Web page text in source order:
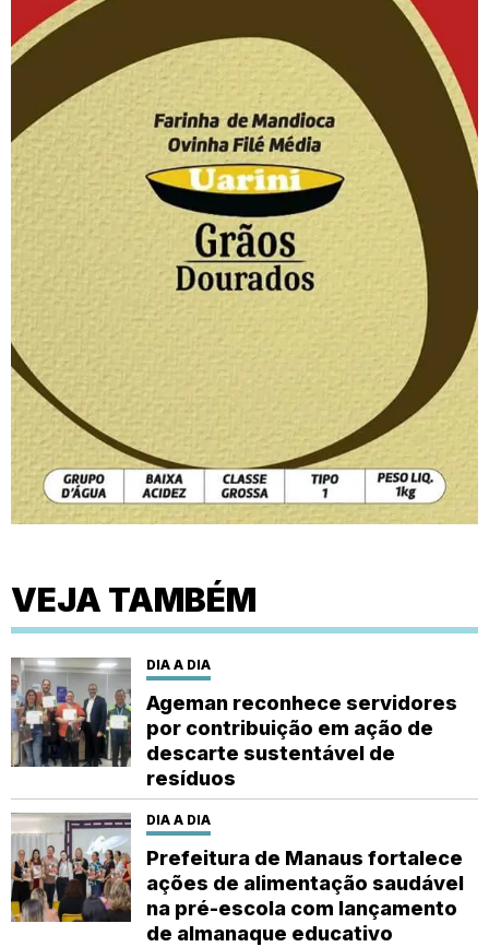
VEJA TAMBÉM
DIA A DIA
Ageman reconhece servidores
por contribuição em ação de
descarte sustentável de
resíduos
DIA A DIA
Prefeitura de Manaus fortalece
ações de alimentação saudável
na pré-escola com lançamento
de almanaque educativo